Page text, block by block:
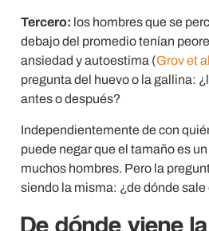
Tercero: los hombres que se
debajo del promedio tenían
ansiedad y autoestima (Grov et
pregunta del huevo o la gallina:
antes o después?
Independientemente de con
puede negar que el tamaño es
muchos hombres. Pero la
siendo la misma: ¿de dónde sale
De dónde viene